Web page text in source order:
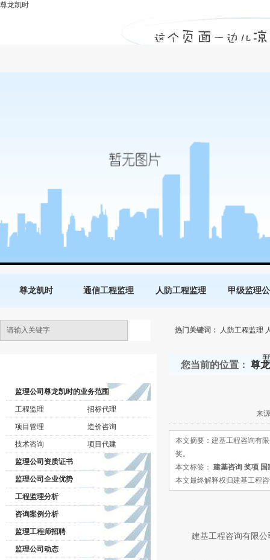
国家优质工程奖-尊龙凯时
尊龙凯时
尊龙凯时 通信工程监理 人防工程监理 甲级监理
热门关键词： 人防工程监理
监理公司尊龙凯时的业务范围
工程监理 招标代理
项目管理 造价咨询
技术咨询 项目代建
监理公司资质证书
监理公司企业优势
工程监理分析
咨询案例分析
监理工程师招聘
监理公司动态
您当前的位置： 尊
来
本文摘要：建基工程咨询有
奖。
本文标签： 建基咨询 奖项 国
本文最终解释权归建基工程咨
建基工程咨询有限公